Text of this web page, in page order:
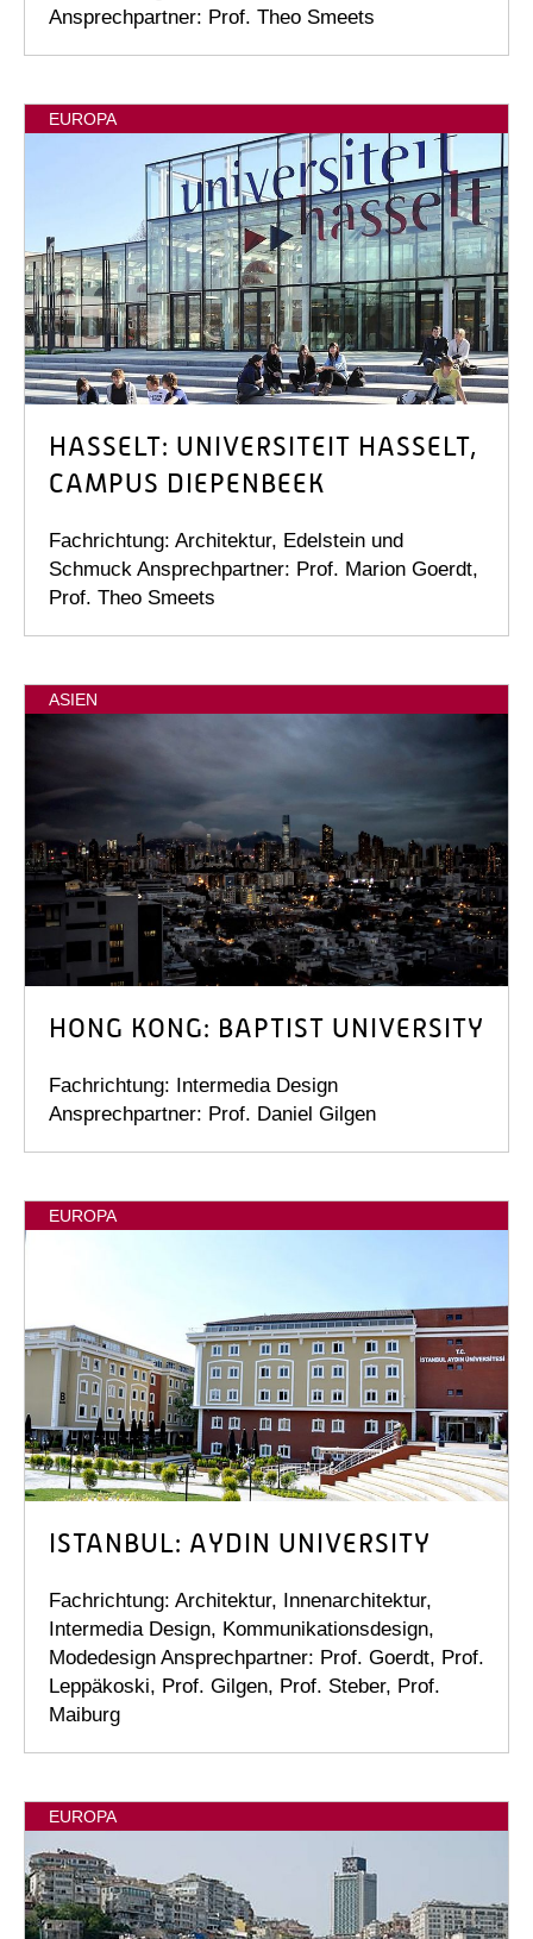
Ansprechpartner: Prof. Theo Smeets
EUROPA
HASSELT: UNIVERSITEIT HASSELT,
CAMPUS DIEPENBEEK
Fachrichtung: Architektur, Edelstein und
Schmuck Ansprechpartner: Prof. Marion Goerdt,
Prof. Theo Smeets
ASIEN
HONG KONG: BAPTIST UNIVERSITY
Fachrichtung: Intermedia Design
Ansprechpartner: Prof. Daniel Gilgen
EUROPA
ISTANBUL: AYDIN UNIVERSITY
Fachrichtung: Architektur, Innenarchitektur,
Intermedia Design, Kommunikationsdesign,
Modedesign Ansprechpartner: Prof. Goerdt, Prof.
Leppäkoski, Prof. Gilgen, Prof. Steber, Prof.
Maiburg
EUROPA